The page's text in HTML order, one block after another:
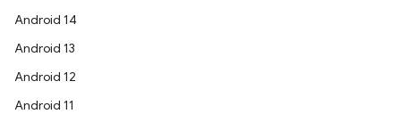
Android 14
Android 13
Android 12
Android 11